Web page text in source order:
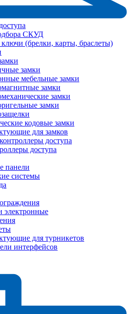
СКУД
(брелки, карты, браслеты)
замки
мебельные замки
замки
замки
замки
кодовые замки
для замков
доступа
доступа
панели
системы
электронные
для турникетов
интерфейсов